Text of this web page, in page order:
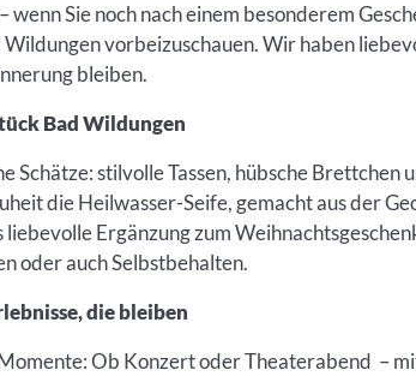
Sie noch nach einem besonderem
vorbeizuschauen. Wir haben
bleiben.
Bad Wildungen
Schätze: stilvolle Tassen, hübsche Brettchen
die Heilwasser-Seife, gemacht aus der
Ergänzung zum
oder auch Selbstbehalten.
die bleiben
Ob Konzert oder Theaterabend –